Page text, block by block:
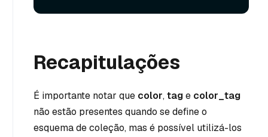
Recapitulações
É importante notar que color,tage color_tag
não estão presentes quando se define o
esquema de coleção, mas é possível utilizá-los